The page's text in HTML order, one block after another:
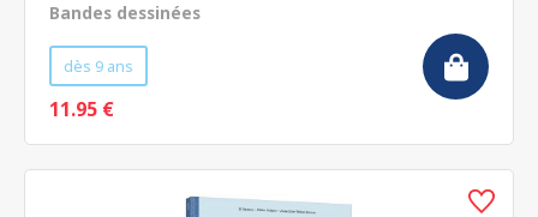
Bandes dessinées
dès 9 ans
11.95 €